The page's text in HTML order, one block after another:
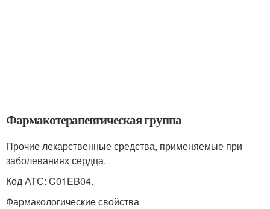
Фармакотерапевтическая группа
Прочие лекарственные средства, применяемые при
заболеваниях сердца.
Код АТС: C01EB04.
Фармакологические свойства